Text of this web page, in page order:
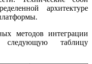
архитектуре
методов интеграции
следующую таблицу